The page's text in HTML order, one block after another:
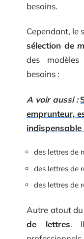
besoins.
Cependant, le
sélection de
des
besoins :
A voir aussi :
emprunteur,
indispensable
des lettres de
des lettres de
des lettres de
Autre atout du
de lettres.